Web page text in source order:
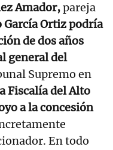
Amador,pareja
García Ortiz podría
de dos años
general del
Supremo en
Fiscalía del Alto
a la concesión
En todo